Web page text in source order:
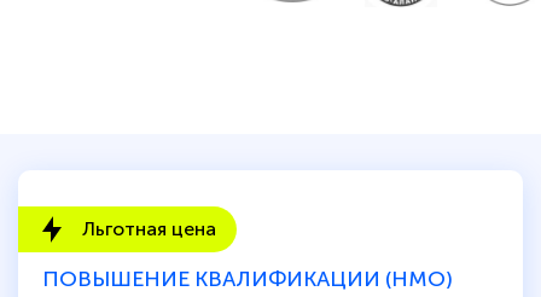
Льготная цена
ПОВЫШЕНИЕ КВАЛИФИКАЦИИ (НМО)